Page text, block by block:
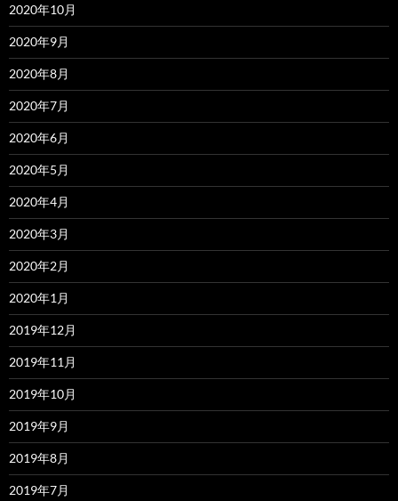
2020年10月
2020年9月
2020年8月
2020年7月
2020年6月
2020年5月
2020年4月
2020年3月
2020年2月
2020年1月
2019年12月
2019年11月
2019年10月
2019年9月
2019年8月
2019年7月